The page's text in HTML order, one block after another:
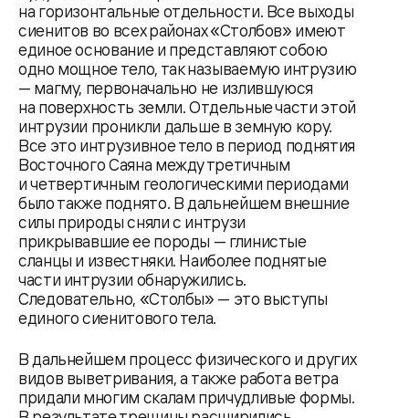
на горизонтальные отдельности. Все выходы
сиенитов во всех районах «Столбов» имеют
единое основание и представляют собою
одно мощное тело, так называемую интрузию
— магму, первоначально не излившуюся
на поверхность земли. Отдельные части этой
интрузии проникли дальше в земную кору.
Все это интрузивное тело в период поднятия
Восточного Саяна между третичным
и четвертичным геологическими периодами
было также поднято. В дальнейшем внешние
силы природы сняли с интрузи
прикрывавшие ее породы — глинистые
сланцы и известняки. Наиболее поднятые
части интрузии обнаружились.
Следовательно, «Столбы» — это выступы
единого сиенитового тела.
В дальнейшем процесс физического и других
видов выветривания, а также работа ветра
придали многим скалам причудливые формы.